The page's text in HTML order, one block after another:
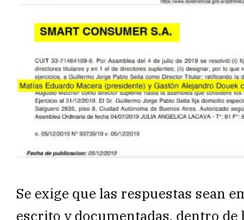
Se exige que las respuestas sean
escrito y documentadas, dentro de